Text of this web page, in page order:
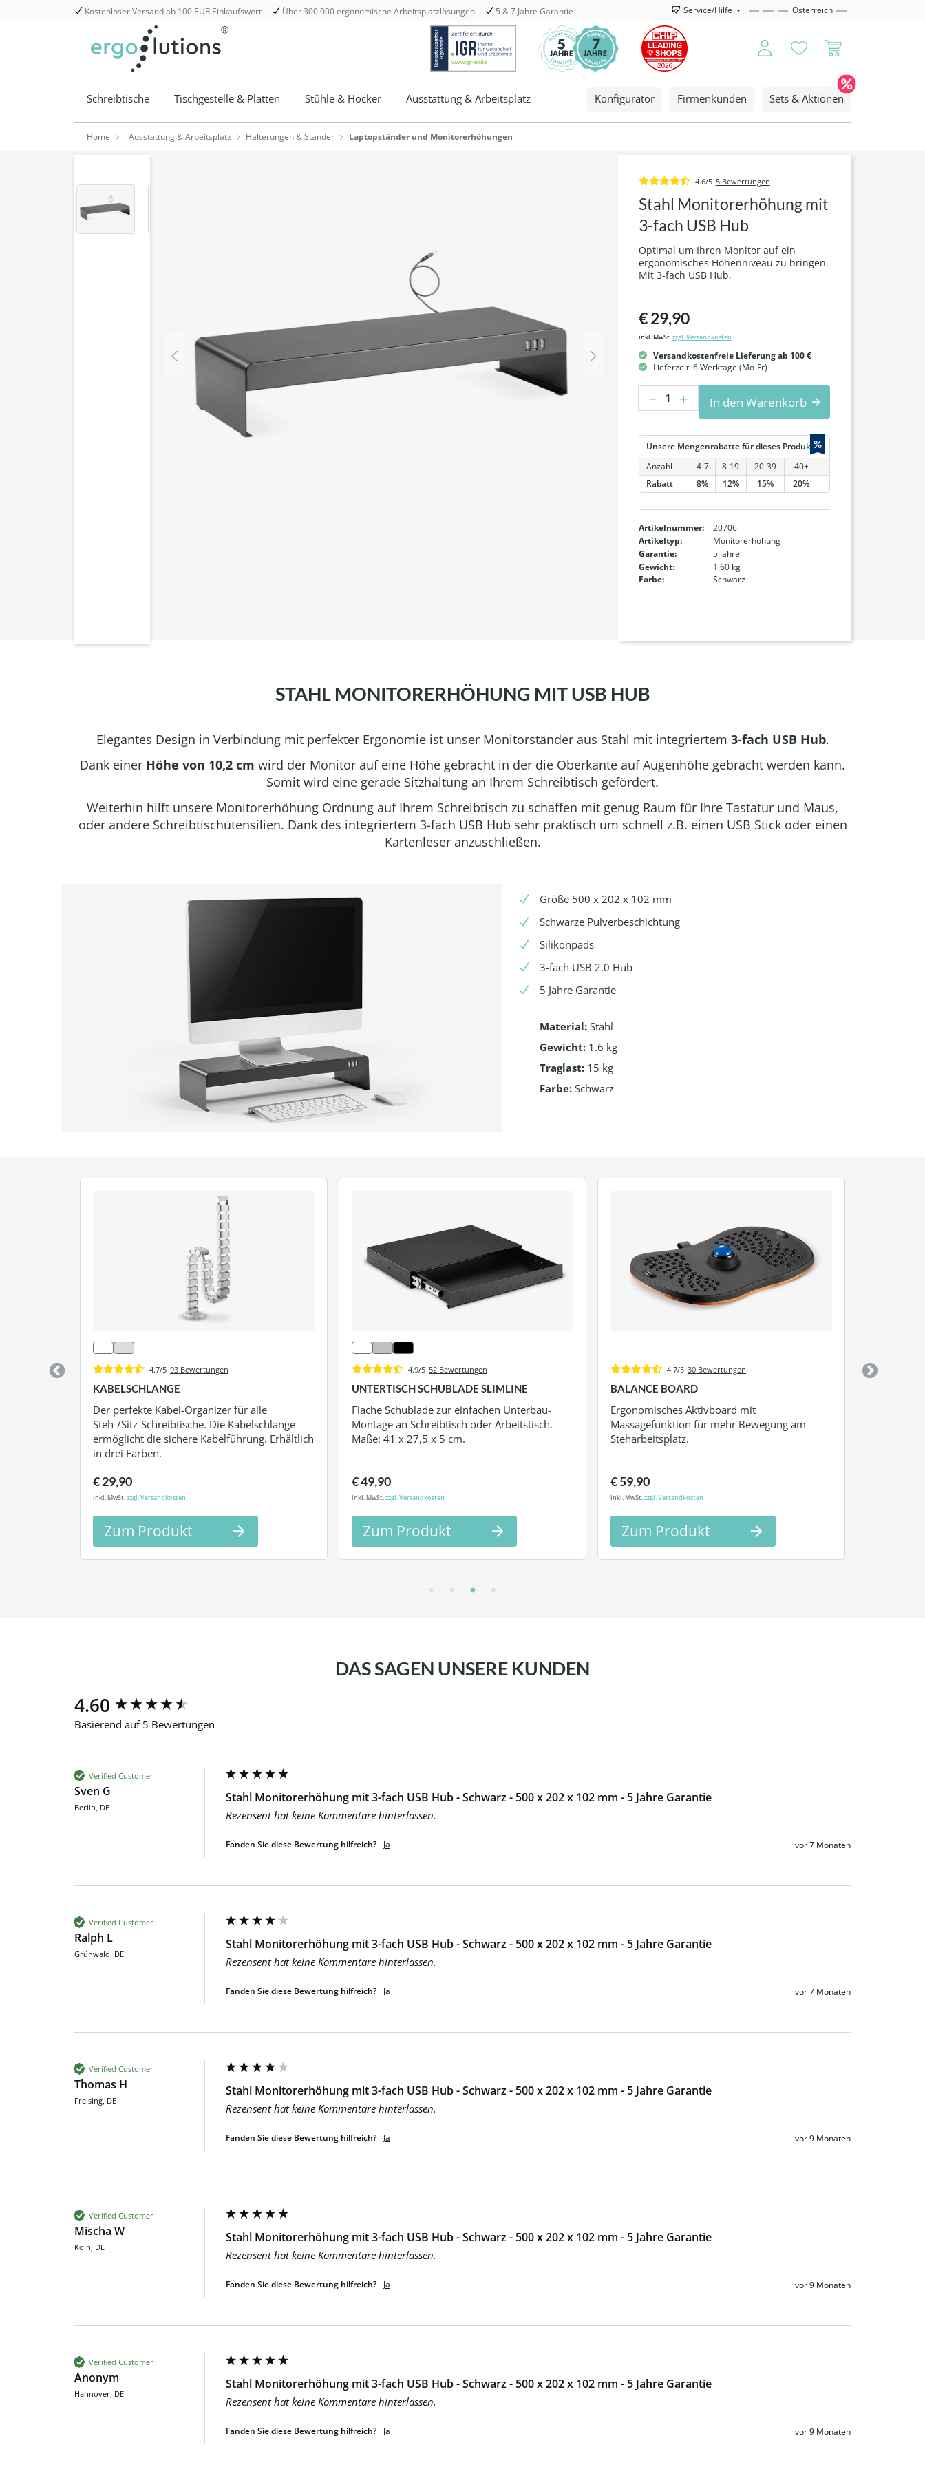
Zur Hauptnavigation springen
Kostenloser Versand ab 100 EUR Einkaufswert Über 300.000 ergonomische Arbeitsplatzlösungen 5 & 7 Jahre Garantie Service/Hilfe Österreich
Schreibtische Tischgestelle & Platten Stühle & Hocker Ausstattung & Arbeitsplatz Konfigurator Firmenkunden Sets & Aktionen
Home Ausstattung & Arbeitsplatz Halterungen & Ständer Laptopständer und Monitorerhöhungen
4.6/5 5 Bewertungen
Stahl Monitorerhöhung mit
3-fach USB Hub
Optimal um Ihren Monitor auf ein
ergonomisches Höhenniveau zu bringen.
Mit 3-fach USB Hub.
€ 29,90
inkl. MwSt.zzgl. Versandkosten
Versandkostenfreie Lieferung ab 100 €
Lieferzeit: 6 Werktage (Mo-Fr)
Anzahl
In den Warenkorb
%
Unsere Mengenrabatte für dieses Produkt:
Anzahl
4-7 8-19 20-39
40+
Rabatt
8% 12% 15% 20%
Artikelnummer:
20706
Artikeltyp:
Monitorerhöhung
Garantie:
5 Jahre
Gewicht:
1,60 kg
Farbe:
Schwarz
STAHL MONITORERHÖHUNG MIT USB HUB
Elegantes Design in Verbindung mit perfekter Ergonomie ist unser Monitorständer aus Stahl mit integriertem 3-fach USB Hub.
Dank einer Höhe von 10,2 cm wird der Monitor auf eine Höhe gebracht in der die Oberkante auf Augenhöhe gebracht werden kann.
Somit wird eine gerade Sitzhaltung an Ihrem Schreibtisch gefördert.
Weiterhin hilft unsere Monitorerhöhung Ordnung auf Ihrem Schreibtisch zu schaffen mit genug Raum für Ihre Tastatur und Maus,
oder andere Schreibtischutensilien. Dank des integriertem 3-fach USB Hub sehr praktisch um schnell z.B. einen USB Stick oder einen
Kartenleser anzuschließen.
Größe 500 x 202 x 102 mm
Schwarze Pulverbeschichtung
Silikonpads
3-fach USB 2.0 Hub
5 Jahre Garantie
Material: Stahl
Gewicht: 1.6 kg
Traglast: 15 kg
Farbe: Schwarz
4.7/5 93 Bewertungen
KABELSCHLANGE
Der perfekte Kabel-Organizer für alle
Steh-/Sitz-Schreibtische. Die Kabelschlange
ermöglicht die sichere Kabelführung. Erhältlich
in drei Farben.
€ 29,90
inkl. MwSt.zzgl. Versandkosten
Zum Produkt
4.9/5 52 Bewertungen
UNTERTISCH SCHUBLADE SLIMLINE
Flache Schublade zur einfachen Unterbau-
Montage an Schreibtisch oder Arbeitstisch.
Maße: 41 x 27,5 x 5 cm.
€ 49,90
inkl. MwSt.zzgl. Versandkosten
Zum Produkt
4.7/5 30 Bewertungen
BALANCE BOARD
Ergonomisches Aktivboard mit
Massagefunktion für mehr Bewegung am
Steharbeitsplatz.
€ 59,90
inkl. MwSt.zzgl. Versandkosten
Zum Produkt
DAS SAGEN UNSERE KUNDEN
4.60
Basierend auf 5 Bewertungen
Verified Customer
Sven G
Berlin, DE
Stahl Monitorerhöhung mit 3-fach USB Hub - Schwarz - 500 x 202 x 102 mm - 5 Jahre Garantie
Rezensent hat keine Kommentare hinterlassen.
Fanden Sie diese Bewertung hilfreich? Ja vor 7 Monaten
Verified Customer
Ralph L
Grünwald, DE
Stahl Monitorerhöhung mit 3-fach USB Hub - Schwarz - 500 x 202 x 102 mm - 5 Jahre Garantie
Rezensent hat keine Kommentare hinterlassen.
Fanden Sie diese Bewertung hilfreich? Ja vor 7 Monaten
Verified Customer
Thomas H
Freising, DE
Stahl Monitorerhöhung mit 3-fach USB Hub - Schwarz - 500 x 202 x 102 mm - 5 Jahre Garantie
Rezensent hat keine Kommentare hinterlassen.
Fanden Sie diese Bewertung hilfreich? Ja vor 9 Monaten
Verified Customer
Mischa W
Köln, DE
Stahl Monitorerhöhung mit 3-fach USB Hub - Schwarz - 500 x 202 x 102 mm - 5 Jahre Garantie
Rezensent hat keine Kommentare hinterlassen.
Fanden Sie diese Bewertung hilfreich? Ja vor 9 Monaten
Verified Customer
Anonym
Hannover, DE
Stahl Monitorerhöhung mit 3-fach USB Hub - Schwarz - 500 x 202 x 102 mm - 5 Jahre Garantie
Rezensent hat keine Kommentare hinterlassen.
Fanden Sie diese Bewertung hilfreich? Ja vor 9 Monaten
New content loaded